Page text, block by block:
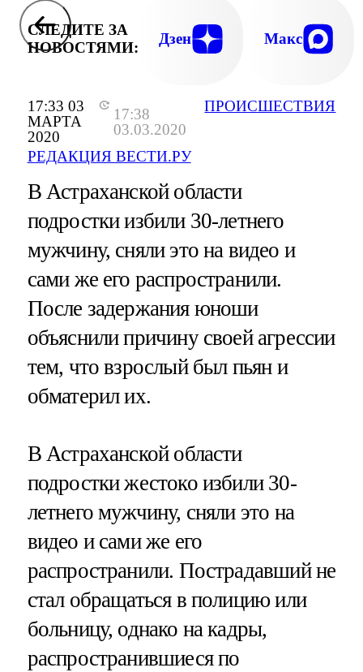
17:33 03
МАРТА
2020
17:38
03.03.2020
РЕДАКЦИЯ ВЕСТИ.РУ
ПРОИСШЕСТВИЯ
СЛЕДИТЕ ЗА
НОВОСТЯМИ:
Дзен Макс
В Астраханской области
подростки избили 30-летнего
мужчину, сняли это на видео и
сами же его распространили.
После задержания юноши
объяснили причину своей агрессии
тем, что взрослый был пьян и
обматерил их.
В Астраханской области
подростки жестоко избили 30-
летнего мужчину, сняли это на
видео и сами же его
распространили. Пострадавший не
стал обращаться в полицию или
больницу, однако на кадры,
распространившиеся по